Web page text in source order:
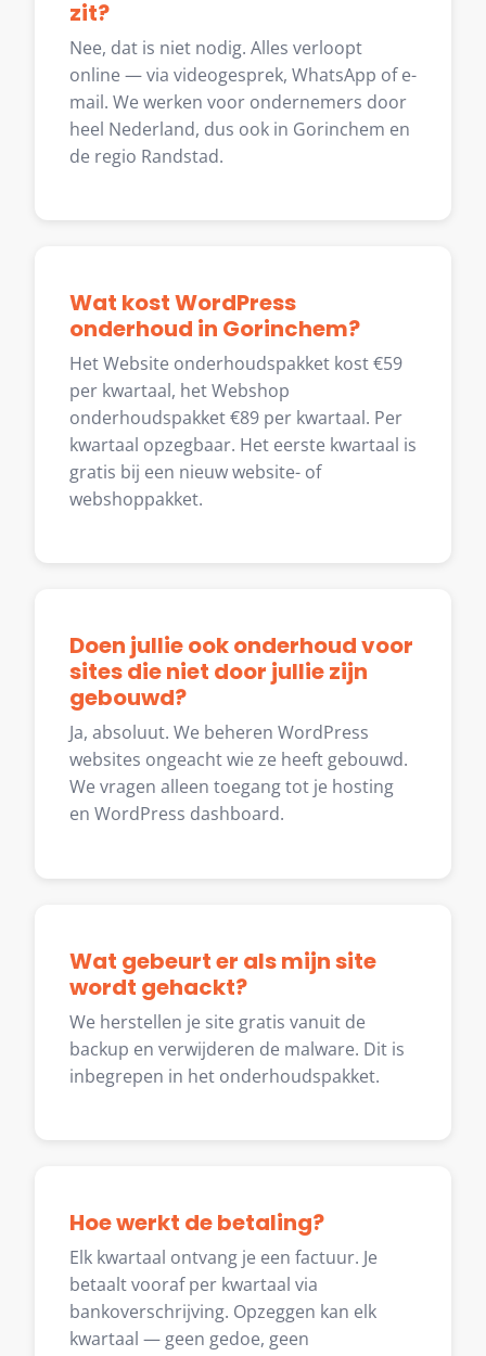
zit?
Nee, dat is niet nodig. Alles verloopt
online — via videogesprek, WhatsApp of e-
mail. We werken voor ondernemers door
heel Nederland, dus ook in Gorinchem en
de regio Randstad.
Wat kost WordPress
onderhoud in Gorinchem?
Het Website onderhoudspakket kost €59
per kwartaal, het Webshop
onderhoudspakket €89 per kwartaal. Per
kwartaal opzegbaar. Het eerste kwartaal is
gratis bij een nieuw website- of
webshoppakket.
Doen jullie ook onderhoud voor
sites die niet door jullie zijn
gebouwd?
Ja, absoluut. We beheren WordPress
websites ongeacht wie ze heeft gebouwd.
We vragen alleen toegang tot je hosting
en WordPress dashboard.
Wat gebeurt er als mijn site
wordt gehackt?
We herstellen je site gratis vanuit de
backup en verwijderen de malware. Dit is
inbegrepen in het onderhoudspakket.
Hoe werkt de betaling?
Elk kwartaal ontvang je een factuur. Je
betaalt vooraf per kwartaal via
bankoverschrijving. Opzeggen kan elk
kwartaal — geen gedoe, geen